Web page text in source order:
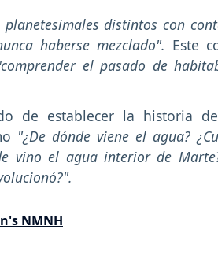
planetesimales distintos con
haberse mezclado". Este
el pasado de
de establecer la historia
"¿De dónde viene el agua?
vino el agua interior de
NMNH